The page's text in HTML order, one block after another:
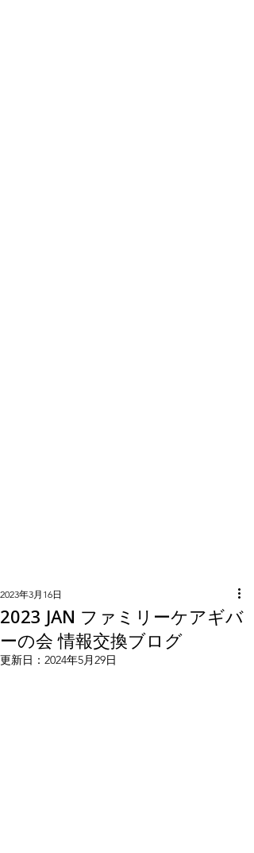
2023 JAN ファミリーケアギバ
ーの会 情報交換ブログ
2023年3月16日
更新日： 2024年5月29日